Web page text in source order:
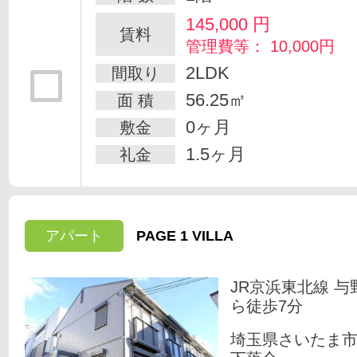
賃料 145,000 円
管理費等： 10,000円
間取り
2LDK
面 積 56.25㎡
敷金 0ヶ月
礼金 1.5ヶ月
アパート PAGE 1 VILLA
JR京浜東北線 与
ら徒歩7分
埼玉県さいたま